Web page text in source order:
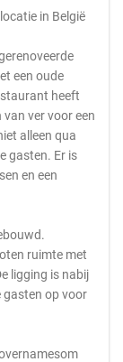
in België
een oude
heeft
ver voor een
alleen qua
gasten. Er is
en een
ruimte met
ligging is nabij
gasten op voor